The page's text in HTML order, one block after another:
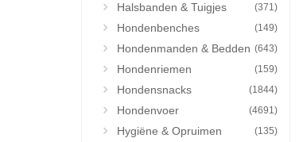
Halsbanden & Tuigjes (371)
Hondenbenches (149)
Hondenmanden & Bedden (643)
Hondenriemen (159)
Hondensnacks (1844)
Hondenvoer (4691)
Hygiëne & Opruimen (135)